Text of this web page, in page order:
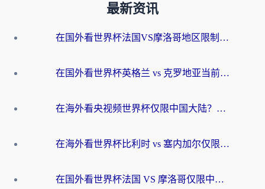
最新资讯
在国外看世界杯法国VS摩洛哥地区限制？这篇指南让你流畅看中文解说无压力
在国外看世界杯英格兰 vs 克罗地亚当前地区不可播放？这篇指南帮你搞定所有海外观赛难题
在海外看央视频世界杯仅限中国大陆？这篇指南帮你解锁中文解说+无卡顿直播
在海外看世界杯比利时 vs 塞内加尔仅限中国大陆？我找到了最流畅的中文解说之路
在国外看世界杯法国 VS 摩洛哥仅限中国大陆？海外党这样看中文解说赛事不卡顿